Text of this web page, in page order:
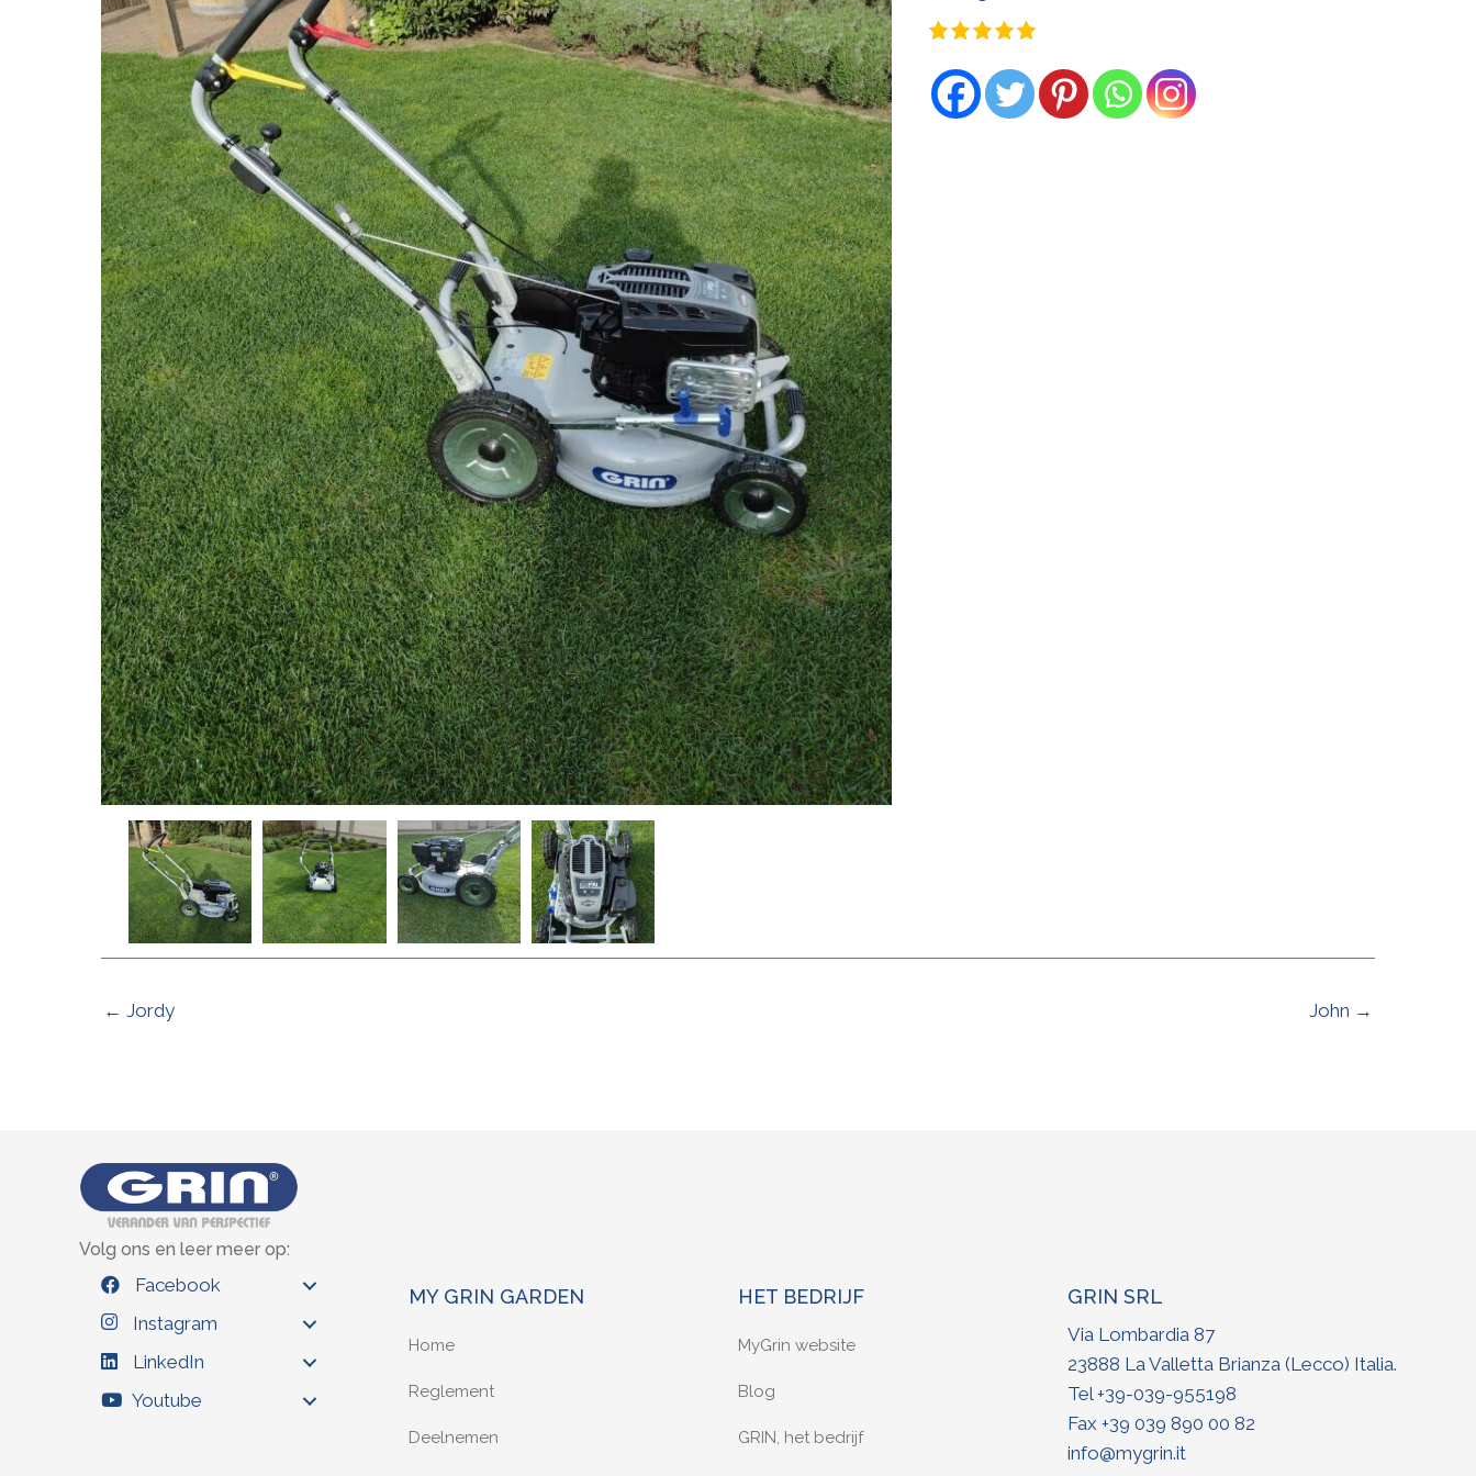
← Jordy John →
Volg ons en leer meer op:
Facebook
Instagram
LinkedIn
Youtube
MY GRIN GARDEN
Home
Reglement
Deelnemen
HET BEDRIJF
MyGrin website
Blog
GRIN, het bedrijf
GRIN SRL
Via Lombardia 87
23888 La Valletta Brianza (Lecco) Italia.
Tel +39-039-955198
Fax +39 039 890 00 82
info@mygrin.it